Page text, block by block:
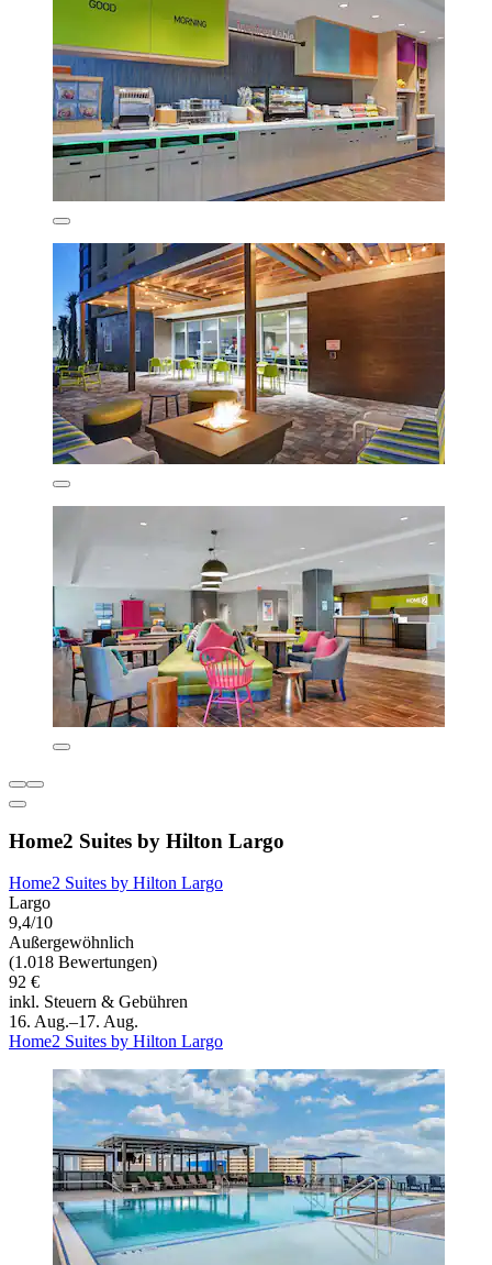
Home2 Suites by Hilton Largo
Home2 Suites by Hilton Largo
Largo
9,4/10
Außergewöhnlich
(1.018 Bewertungen)
92 €
inkl. Steuern & Gebühren
16. Aug.–17. Aug.
Home2 Suites by Hilton Largo